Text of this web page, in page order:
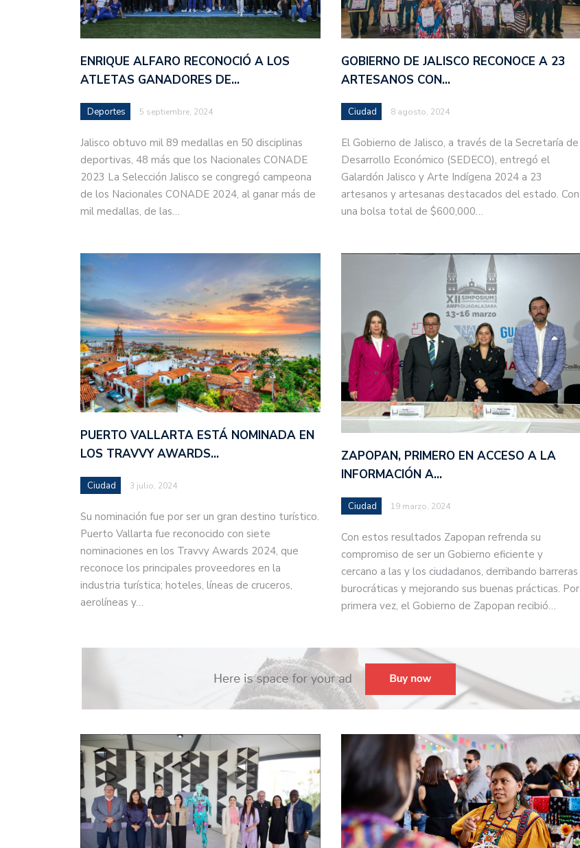
ENRIQUE ALFARO RECONOCIÓ A LOS
ATLETAS GANADORES DE…
Deportes 5 septiembre, 2024
Jalisco obtuvo mil 89 medallas en 50 disciplinas
deportivas, 48 más que los Nacionales CONADE
2023 La Selección Jalisco se congregó campeona
de los Nacionales CONADE 2024, al ganar más de
mil medallas, de las…
GOBIERNO DE JALISCO RECONOCE A 23
ARTESANOS CON…
Ciudad 8 agosto, 2024
El Gobierno de Jalisco, a través de la Secretaría de
Desarrollo Económico (SEDECO), entregó el
Galardón Jalisco y Arte Indígena 2024 a 23
artesanos y artesanas destacados del estado. Con
una bolsa total de $600,000…
PUERTO VALLARTA ESTÁ NOMINADA EN
LOS TRAVVY AWARDS…
Ciudad 3 julio, 2024
Su nominación fue por ser un gran destino turístico.
Puerto Vallarta fue reconocido con siete
nominaciones en los Travvy Awards 2024, que
reconoce los principales proveedores en la
industria turística; hoteles, líneas de cruceros,
aerolíneas y…
ZAPOPAN, PRIMERO EN ACCESO A LA
INFORMACIÓN A…
Ciudad 19 marzo, 2024
Con estos resultados Zapopan refrenda su
compromiso de ser un Gobierno eficiente y
cercano a las y los ciudadanos, derribando barreras
burocráticas y mejorando sus buenas prácticas. Por
primera vez, el Gobierno de Zapopan recibió…